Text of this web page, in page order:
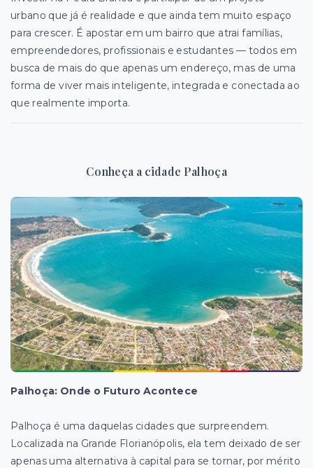
urbano que já é realidade e que ainda tem muito espaço
para crescer. É apostar em um bairro que atrai famílias,
empreendedores, profissionais e estudantes — todos em
busca de mais do que apenas um endereço, mas de uma
forma de viver mais inteligente, integrada e conectada ao
que realmente importa.
Conheça a cidade Palhoça
Palhoça: Onde o Futuro Acontece
Palhoça é uma daquelas cidades que surpreendem.
Localizada na Grande Florianópolis, ela tem deixado de ser
apenas uma alternativa à capital para se tornar, por mérito